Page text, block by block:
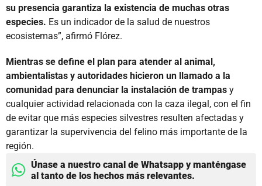
su presencia garantiza la existencia de muchas otras
especies. Es un indicador de la salud de nuestros
ecosistemas”, afirmó Flórez.
Mientras se define el plan para atender al animal,
ambientalistas y autoridades hicieron un llamado a la
comunidad para denunciar la instalación de trampas y
cualquier actividad relacionada con la caza ilegal, con el fin
de evitar que más especies silvestres resulten afectadas y
garantizar la supervivencia del felino más importante de la
región.
Únase a nuestro canal de Whatsapp y manténgase
al tanto de los hechos más relevantes.